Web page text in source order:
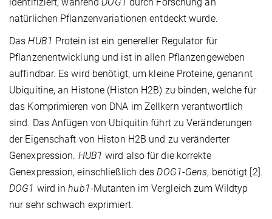
natürlichen Pflanzenvariationen entdeckt wurde.
DasHUB1 Protein ist ein genereller Regulator für
Pflanzenentwicklung und ist in allen Pflanzengeweben
auffindbar. Es wird benötigt, um kleine Proteine, genannt
Ubiquitine, an Histone (Histon H2B) zu binden, welche für
das Komprimieren von DNA im Zellkern verantwortlich
sind. Das Anfügen von Ubiquitin führt zu Veränderungen
der Eigenschaft von Histon H2B und zu veränderter
Genexpression. HUB1 wird also für die korrekte
Genexpression, einschließlich desDOG1-Gens, benötigt [2].
DOG1 wird inhub1-Mutanten im Vergleich zum Wildtyp
nur sehr schwach exprimiert.